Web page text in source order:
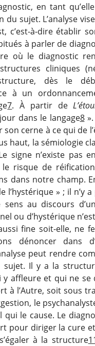
en tant
sujet. L’analyse
c’est-à-dire établir
à parler de
où le diagnostic
cliniques
dès le
à un
7. À partir de
dans le langage8».
cerne à ce qui de
haut, la sémiologie
signe n’existe pas
le risque de
dans notre champ.
l’hystérique » ; il n’y
au discours
ou d’hystérique
fine soit-elle, ne
dénoncer dans
peut rendre
sujet. Il y a la
affleure et qui ne se
à l’Autre, soit sous
le
le cause. Le
pour diriger la cure
à la structure